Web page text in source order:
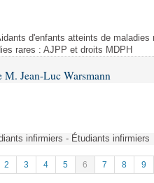
d'enfants atteints de
rares : AJPP et droits MDPH
M. Jean-Luc Warsmann
infirmiers - Étudiants infirmiers
2 3 4 5 6 7 8 9